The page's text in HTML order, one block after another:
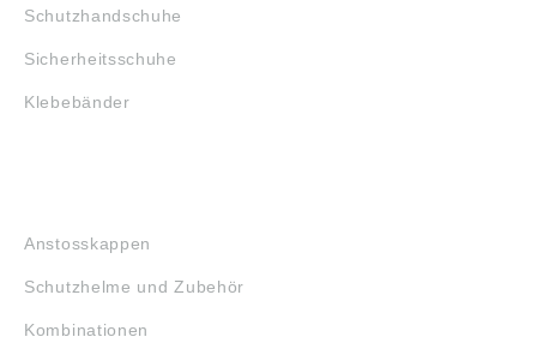
Schutzhandschuhe
Sicherheitsschuhe
Klebebänder
Anstosskappen
Schutzhelme und Zubehör
Kombinationen